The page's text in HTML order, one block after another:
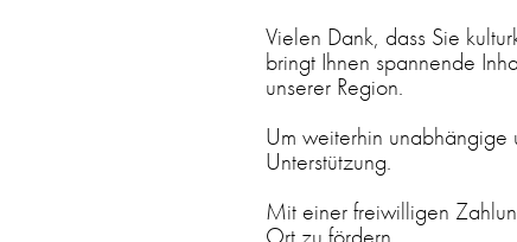
Vielen Dank, dass Sie
bringt Ihnen spannende
unserer Region.
Um weiterhin
Unterstützung.
Mit einer freiwilligen